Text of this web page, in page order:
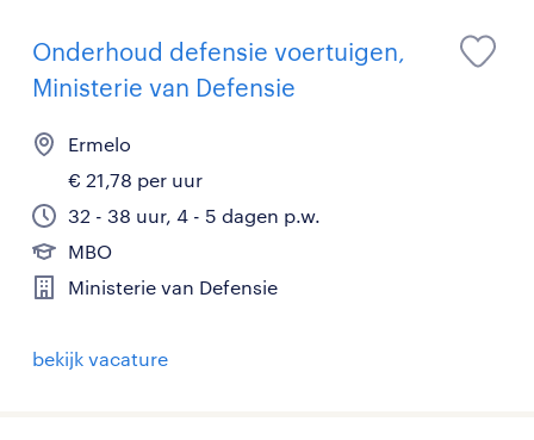
Onderhoud defensie voertuigen,
Ministerie van Defensie
Ermelo
€ 21,78 per uur
32 - 38 uur, 4 - 5 dagen p.w.
MBO
Ministerie van Defensie
bekijk vacature